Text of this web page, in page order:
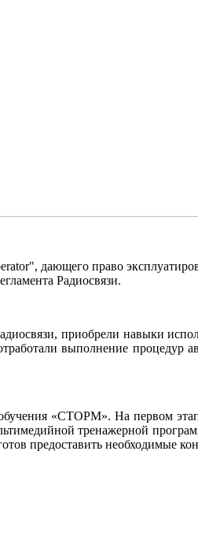
дающего право
Радиосвязи.
приобрели навыки
выполнение процедур
«СТОРМ». На первом
тренажерной
предоставить необходимые